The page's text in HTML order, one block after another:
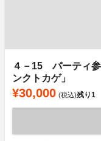
４－15 パーティ
ンクトカゲ」
¥30,000 (税込)残り1